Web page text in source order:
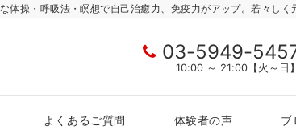
操・呼吸法・瞑想で自己治癒力、免疫力がアップ。若々しく
03-5949-
10:00 ～ 21:00【火～日】
よくあるご質問 体験者の声 ブ